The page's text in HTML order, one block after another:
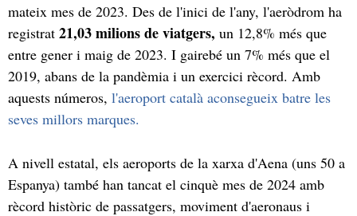
mateix mes de 2023. Des de l'inici de l'any, l'aeròdrom ha
registrat 21,03 milions de viatgers, un 12,8% més que
entre gener i maig de 2023. I gairebé un 7% més que el
2019, abans de la pandèmia i un exercici rècord. Amb
aquests números, l'aeroport català aconsegueix batre les
seves millors marques.
A nivell estatal, els aeroports de la xarxa d'Aena (uns 50 a
Espanya) també han tancat el cinquè mes de 2024 amb
rècord històric de passatgers, moviment d'aeronaus i